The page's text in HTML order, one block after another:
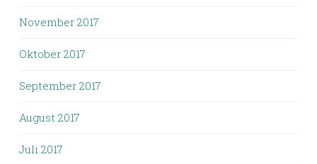
November 2017
Oktober 2017
September 2017
August 2017
Juli 2017